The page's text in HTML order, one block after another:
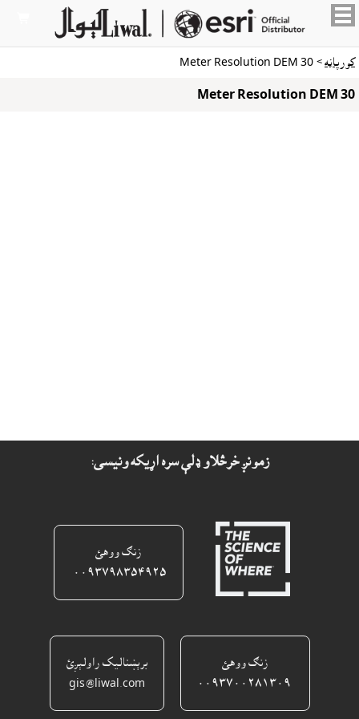
کورپاڼه > 30 Meter Resolution DEM
30 Meter Resolution DEM
زمونږ خرڅلاو ډلې سره اړيکه ونيسى:
زنګ ووهئ
٠٠٩٣٧٩٨٣٥٤٩٢٥ ‎
زنګ ووهئ
برېښناليک راولېږئ
gis@liwal.com